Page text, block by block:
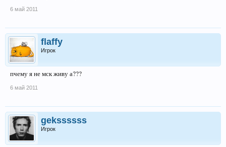
6 май 2011
flaffy
Игрок
пчему я не мск живу а???
6 май 2011
gekssssss
Игрок